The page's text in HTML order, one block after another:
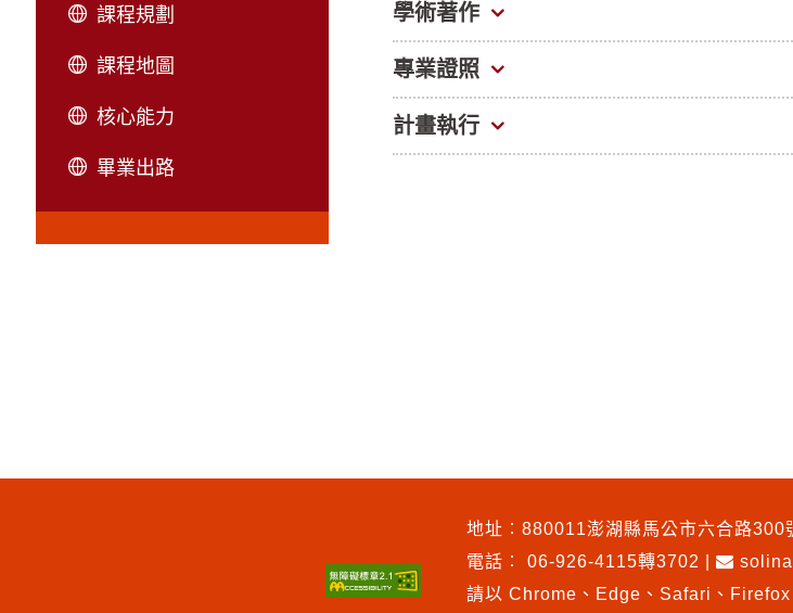
課程規劃
課程地圖
核心能力
畢業出路
學術著作
專業證照
計畫執行
地址︰880011澎湖縣馬公市六合路300
電話︰ 06-926-4115轉3702
請以 Chrome、Edge、Safari、Firefox